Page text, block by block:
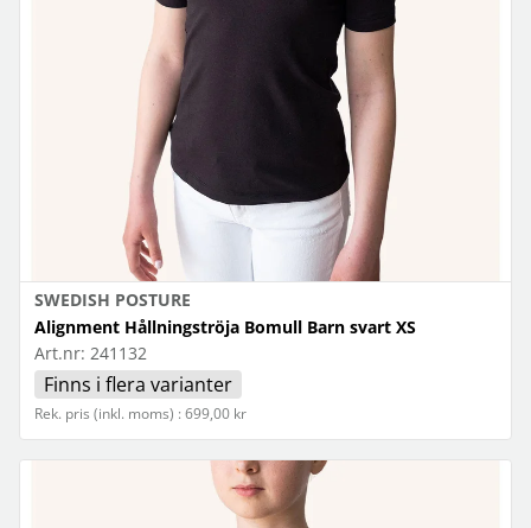
SWEDISH POSTURE
Alignment Hållningströja Bomull Barn svart XS
Art.nr: 241132
Finns i flera varianter
Rek. pris (inkl. moms) : 699,00 kr